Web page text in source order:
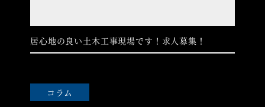
居心地の良い土木工事現場です！求人募集！
コラム